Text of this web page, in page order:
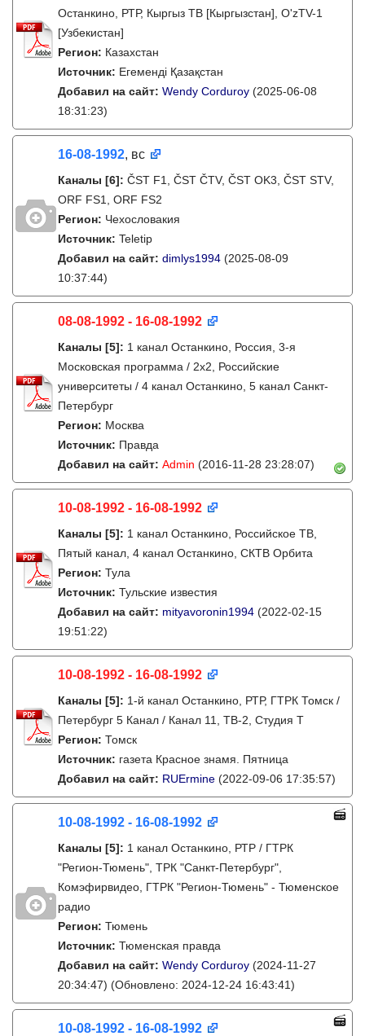
Останкино, РТР, Кыргыз ТВ [Кыргызстан], O'zTV-1
[Узбекистан]
Регион: Казахстан
Источник: Егеменді Қазақстан
Добавил на сайт: Wendy Corduroy (2025-06-08
18:31:23)
16-08-1992, вс
Каналы [6]: ČST F1, ČST ČTV, ČST OK3, ČST STV,
ORF FS1, ORF FS2
Регион: Чехословакия
Источник: Teletip
Добавил на сайт: dimlys1994 (2025-08-09
10:37:44)
08-08-1992 - 16-08-1992
Каналы [5]: 1 канал Останкино, Россия, 3-я
Московская программа / 2x2, Российские
университеты / 4 канал Останкино, 5 канал Санкт-
Петербург
Регион: Москва
Источник: Правда
Добавил на сайт: Admin (2016-11-28 23:28:07)
10-08-1992 - 16-08-1992
Каналы [5]: 1 канал Останкино, Российское ТВ,
Пятый канал, 4 канал Останкино, СКТВ Орбита
Регион: Тула
Источник: Тульские известия
Добавил на сайт: mityavoronin1994 (2022-02-15
19:51:22)
10-08-1992 - 16-08-1992
Каналы [5]: 1-й канал Останкино, РТР, ГТРК Томск /
Петербург 5 Канал / Канал 11, ТВ-2, Студия Т
Регион: Томск
Источник: газета Красное знамя. Пятница
Добавил на сайт: RUErmine (2022-09-06 17:35:57)
10-08-1992 - 16-08-1992
Каналы [5]: 1 канал Останкино, РТР / ГТРК
"Регион-Тюмень", ТРК "Санкт-Петербург",
Комэфирвидео, ГТРК "Регион-Тюмень" - Тюменское
радио
Регион: Тюмень
Источник: Тюменская правда
Добавил на сайт: Wendy Corduroy (2024-11-27
20:34:47) (Обновлено: 2024-12-24 16:43:41)
10-08-1992 - 16-08-1992